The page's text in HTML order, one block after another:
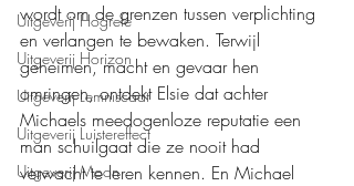
Uitgeverij Hogrefe
Uitgeverij Horizon
Uitgeverij Lemniscaat
Uitgeverij Luistereffect
Uitgeverij Moon
wordt om de grenzen tussen verplichting
en verlangen te bewaken. Terwijl
geheimen, macht en gevaar hen
omringen, ontdekt Elsie dat achter
Michaels meedogenloze reputatie een
man schuilgaat die ze nooit had
verwacht te leren kennen. En Michael